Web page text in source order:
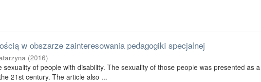
w obszarze zainteresowania pedagogiki specjalnej
(2016)
of people with disability. The sexuality of those people was presented as a
21st century. The article also ...